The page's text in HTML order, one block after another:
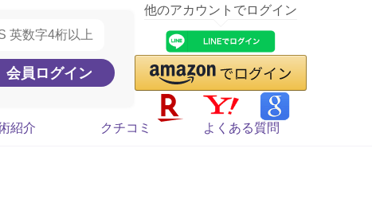
他のアカウントでログイン
紹介 クチコミ よくある質問